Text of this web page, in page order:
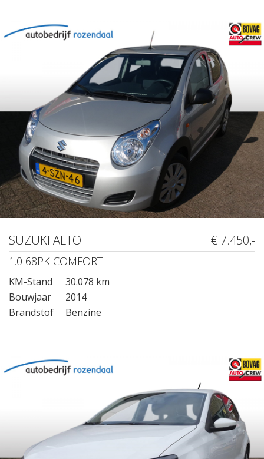
SUZUKI ALTO € 7.450,-
1.0 68PK COMFORT
KM-Stand
30.078 km
Bouwjaar
2014
Brandstof
Benzine